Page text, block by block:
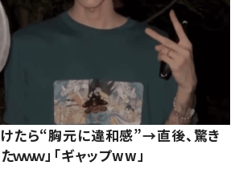
たら“胸元に違和感”→直後、驚き
ｗｗ」「ギャップww」